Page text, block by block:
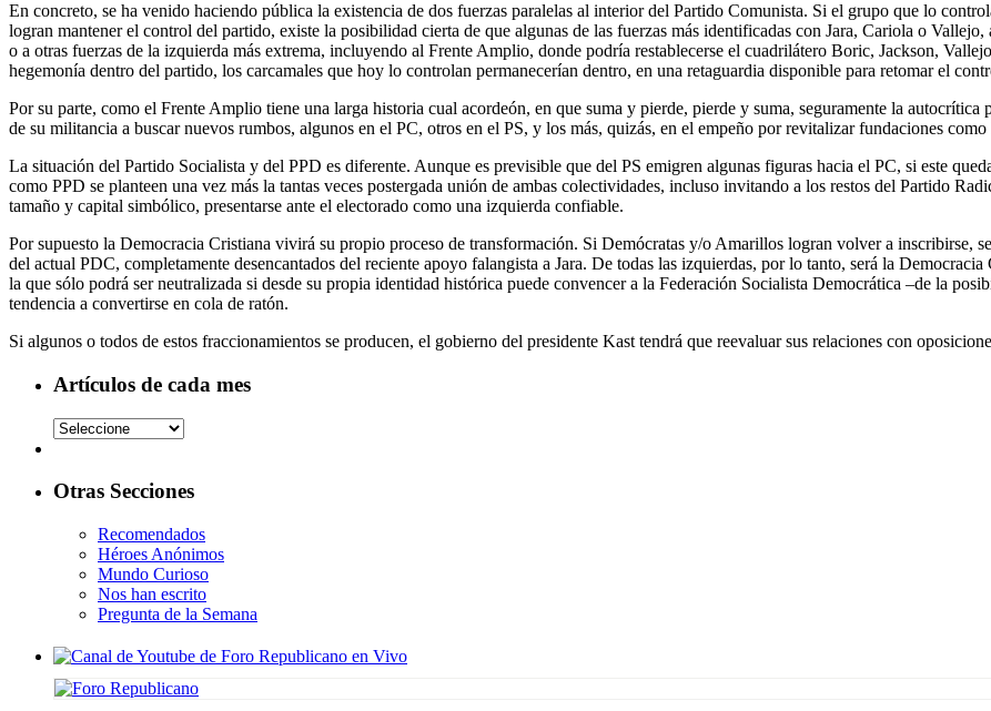
En concreto, se ha venido haciendo pública la existencia de dos fuerzas paralelas al interior del Partido Comunista. Si el grupo que lo
logran mantener el control del partido, existe la posibilidad cierta de que algunas de las fuerzas más identificadas con Jara, Cariola o
o a otras fuerzas de la izquierda más extrema, incluyendo al Frente Amplio, donde podría restablecerse el cuadrilátero Boric, Jackson,
hegemonía dentro del partido, los carcamales que hoy lo controlan permanecerían dentro, en una retaguardia disponible para retomar el
Por su parte, como el Frente Amplio tiene una larga historia cual acordeón, en que suma y pierde, pierde y suma, seguramente la
de su militancia a buscar nuevos rumbos, algunos en el PC, otros en el PS, y los más, quizás, en el empeño por revitalizar fundaciones
La situación del Partido Socialista y del PPD es diferente. Aunque es previsible que del PS emigren algunas figuras hacia el PC, si este
como PPD se planteen una vez más la tantas veces postergada unión de ambas colectividades, incluso invitando a los restos del Partido
tamaño y capital simbólico, presentarse ante el electorado como una izquierda confiable.
Por supuesto la Democracia Cristiana vivirá su propio proceso de transformación. Si Demócratas y/o Amarillos logran volver a inscribirse,
del actual PDC, completamente desencantados del reciente apoyo falangista a Jara. De todas las izquierdas, por lo tanto, será la
la que sólo podrá ser neutralizada si desde su propia identidad histórica puede convencer a la Federación Socialista Democrática –de la
tendencia a convertirse en cola de ratón.
Si algunos o todos de estos fraccionamientos se producen, el gobierno del presidente Kast tendrá que reevaluar sus relaciones con
Artículos de cada mes
Otras Secciones
Recomendados
Héroes Anónimos
Mundo Curioso
Nos han escrito
Pregunta de la Semana